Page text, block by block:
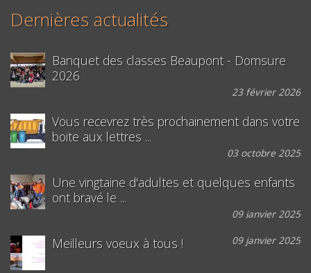
Dernières actualités
Banquet des classes Beaupont - Domsure
2026
23 février 2026
Vous recevrez très prochainement dans votre
boite aux lettres ...
03 octobre 2025
Une vingtaine d'adultes et quelques enfants
ont bravé le ...
09 janvier 2025
Meilleurs voeux à tous ! 09 janvier 2025